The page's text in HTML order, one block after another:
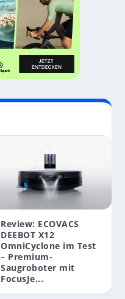
Review: ECOVACS
DEEBOT X12
OmniCyclone im Test
– Premium-
Saugroboter mit
FocusJe...